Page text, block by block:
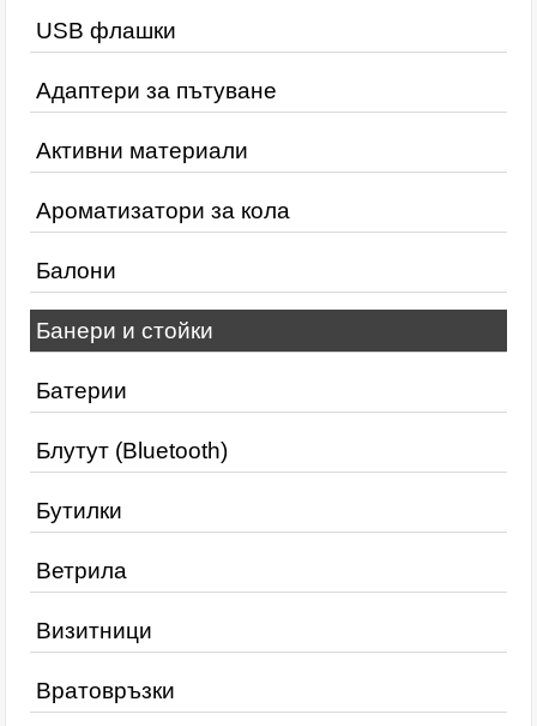
USB флашки
Адаптери за пътуване
Активни материали
Ароматизатори за кола
Балони
Банери и стойки
Батерии
Блутут (Bluetooth)
Бутилки
Ветрила
Визитници
Вратовръзки